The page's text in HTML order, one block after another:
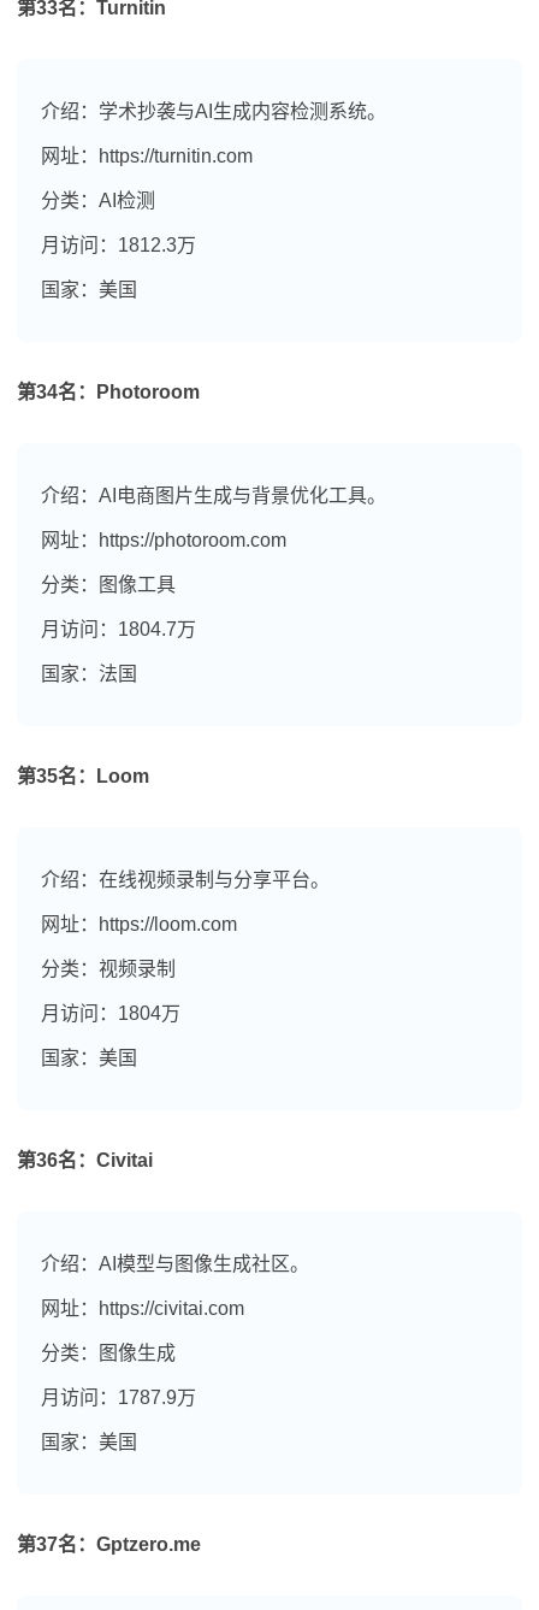
第33名：Turnitin
介绍：学术抄袭与AI生成内容检测系统。
网址：https://turnitin.com
分类：AI检测
月访问：1812.3万
国家：美国
第34名：Photoroom
介绍：AI电商图片生成与背景优化工具。
网址：https://photoroom.com
分类：图像工具
月访问：1804.7万
国家：法国
第35名：Loom
介绍：在线视频录制与分享平台。
网址：https://loom.com
分类：视频录制
月访问：1804万
国家：美国
第36名：Civitai
介绍：AI模型与图像生成社区。
网址：https://civitai.com
分类：图像生成
月访问：1787.9万
国家：美国
第37名：Gptzero.me